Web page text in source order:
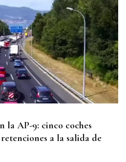
AP-9: cinco coches
a la salida de